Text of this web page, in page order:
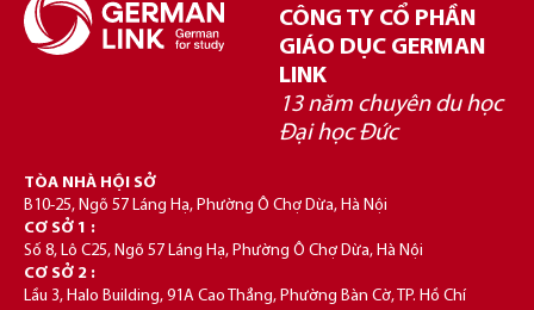
CÔNG TY CỔ PHẦN
GIÁO DỤC GERMAN
LINK
13 năm chuyên du học
Đại học Đức
TÒA NHÀ HỘI SỞ
B10-25, Ngõ 57 Láng Hạ, Phường Ô Chợ Dừa, Hà Nội
CƠ SỞ 1 :
Số 8, Lô C25, Ngõ 57 Láng Hạ, Phường Ô Chợ Dừa, Hà Nội
CƠ SỞ 2 :
Lầu 3, Halo Building, 91A Cao Thắng, Phường Bàn Cờ, TP. Hồ Chí